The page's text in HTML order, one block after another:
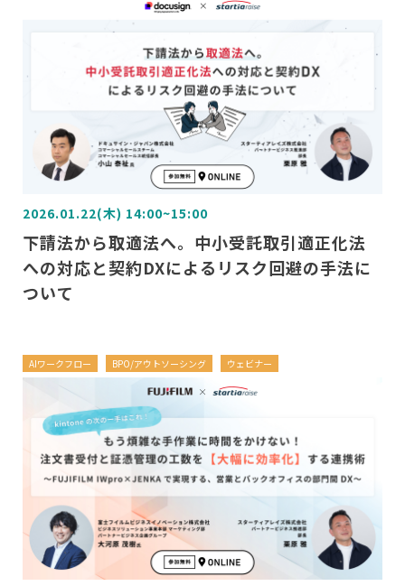
2026.01.22(木) 14:00~15:00
下請法から取適法へ。中小受託取引適正化法
への対応と契約DXによるリスク回避の手法に
ついて
AIワークフロー BPO/アウトソーシング ウェビナー